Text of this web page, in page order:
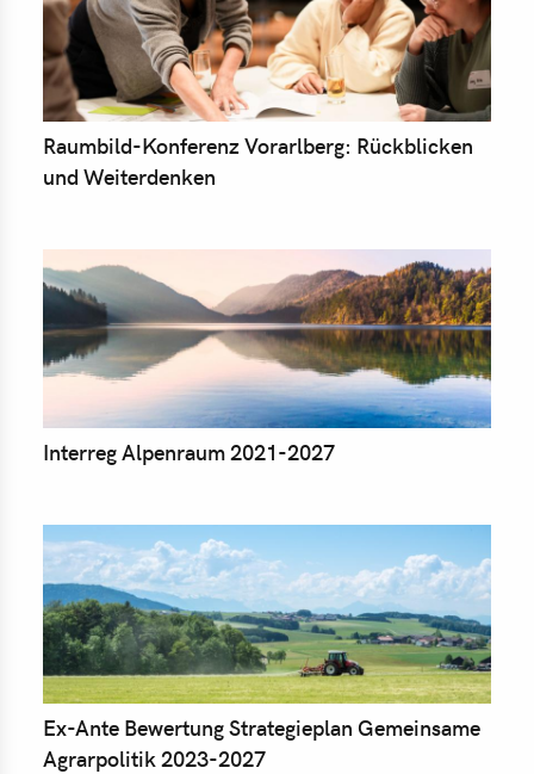
Raumbild-Konferenz Vorarlberg: Rückblicken
und Weiterdenken
Interreg Alpenraum 2021-2027
Ex-Ante Bewertung Strategieplan Gemeinsame
Agrarpolitik 2023-2027